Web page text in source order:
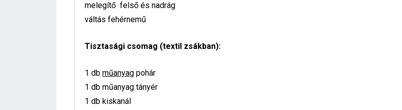
melegítő felső és nadrág
váltás fehérnemű
Tisztasági csomag (textil zsákban):
1 db műanyag pohár
1 db műanyag tányér
1 db kiskanál